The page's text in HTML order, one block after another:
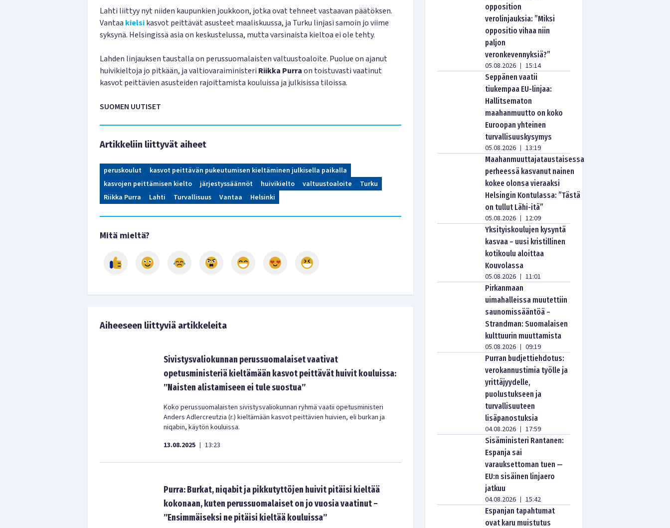
Lahti liittyy nyt niiden kaupunkien joukkoon, jotka ovat tehneet vastaavan päätöksen.
Vantaa kielsikasvot peittävät asusteet maaliskuussa, ja Turku linjasi samoin jo viime
syksynä. Helsingissä asia on keskustelussa, mutta varsinaista kieltoa ei ole tehty.
Lahden linjauksen taustalla on perussuomalaisten valtuustoaloite. Puolue on ajanut
huivikieltoja jo pitkään, ja valtiovaraiministeri Riikka Purraon toistuvasti vaatinut
kasvot peittävien asusteiden rajoittamista kouluissa ja julkisissa tiloissa.
SUOMEN UUTISET
Artikkeliin liittyvät aiheet
peruskoulut
kasvot peittävän pukeutumisen kieltäminen julkisella paikalla
kasvojen peittämisen kielto
järjestyssäännöt huivikielto valtuustoaloite
Turku
Riikka Purra
Lahti Turvallisuus Vantaa Helsinki
Mitä mieltä?
Aiheeseen liittyviä artikkeleita
Sivistysvaliokunnan perussuomalaiset vaativat
opetusministeriä kieltämään kasvot peittävät huivit kouluissa:
”Naisten alistamiseen ei tule suostua”
Koko perussuomalaisten sivistysvaliokunnan ryhmä vaatii opetusministeri
Anders Adlercreutzia (r.) kieltämään kasvot peittävien huivien, eli burkan ja
niqabin, käytön kouluissa.
13.08.2025 | 13:23
Purra: Burkat, niqabit ja pikkutyttöjen huivit pitäisi kieltää
kokonaan, kuten perussuomalaiset on jo vuosia vaatinut –
”Ensimmäiseksi ne pitäisi kieltää kouluissa”
opposition
verolinjauksia: ”Miksi
oppositio vihaa niin
paljon
veronkevennyksiä?”
05.08.2026 | 15:14
Seppänen vaatii
tiukempaa EU-linjaa:
Hallitsematon
maahanmuutto on koko
Euroopan yhteinen
turvallisuuskysymys
05.08.2026 | 13:19
Maahanmuuttajataustaisessa
perheessä kasvanut nainen
kokee olonsa vieraaksi
Helsingin Kontulassa: ”Tästä
on tullut Lähi-itä”
05.08.2026 | 12:09
Yksityiskoulujen kysyntä
kasvaa – uusi kristillinen
kotikoulu aloittaa
Kouvolassa
05.08.2026 | 11:01
Pirkanmaan
uimahalleissa muutettiin
saunomissääntöä –
Strandman: Suomalaisen
kulttuurin muuttamista
05.08.2026 | 09:19
Purran budjettiehdotus:
verokannustimia työlle ja
yrittäjyydelle,
puolustukseen ja
turvallisuuteen
lisäpanostuksia
04.08.2026 | 17:59
Sisäministeri Rantanen:
Espanja sai
varauksettoman tuen —
EU:n sisäinen linjaero
jatkuu
04.08.2026 | 15:42
Espanjan tapahtumat
ovat karu muistutus